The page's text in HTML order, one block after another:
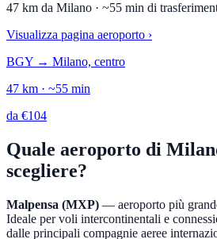
47 km da Milano · ~55 min di
Visualizza pagina aeroporto ›
BGY → Milano, centro
47 km · ~55 min
da €104
Quale aeroporto di
scegliere?
Malpensa (MXP) — aeroporto più
Ideale per voli intercontinentali e
dalle principali compagnie aeree